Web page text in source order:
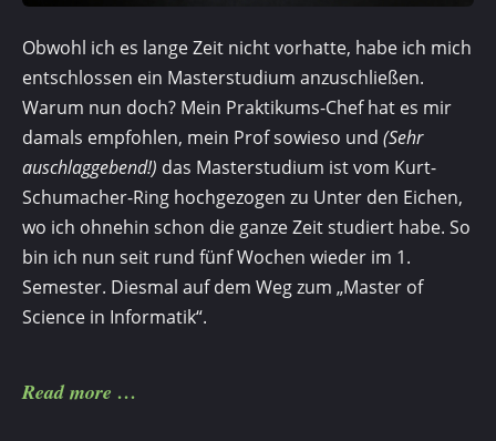
Obwohl ich es lange Zeit nicht vorhatte, habe ich mich
entschlossen ein Masterstudium an­zuschließen.
Warum nun doch? Mein Praktikums-Chef hat es mir
damals empfohlen, mein Prof sowieso und (Sehr
auschlaggebend!) das Masterstudium ist vom Kurt-
Schumacher-Ring hochgezogen zu Unter den Eichen,
wo ich ohnehin schon die ganze Zeit studiert habe. So
bin ich nun seit rund fünf Wochen wieder im 1.
Semester. Diesmal auf dem Weg zum „Master of
Science in Informatik“.
Read more